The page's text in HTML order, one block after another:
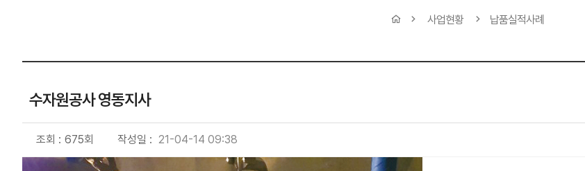
사업현황 납품실적사례
수자원공사 영동지사
조회 : 675회 작성일 : 21-04-14 09:38